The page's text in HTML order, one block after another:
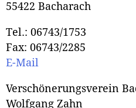
55422 Bacharach
Tel.: 06743/1753
Fax: 06743/2285
E-Mail
Verschönerungsverein
Wolfgang Zahn